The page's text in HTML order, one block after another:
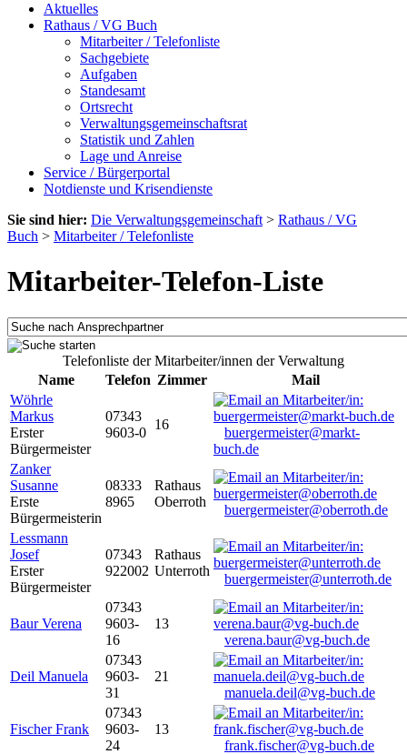
Aktuelles
Rathaus / VG Buch
Mitarbeiter / Telefonliste
Sachgebiete
Aufgaben
Standesamt
Ortsrecht
Verwaltungsgemeinschaftsrat
Statistik und Zahlen
Lage und Anreise
Service / Bürgerportal
Notdienste und Krisendienste
Sie sind hier: Die Verwaltungsgemeinschaft > Rathaus / VG
Buch > Mitarbeiter / Telefonliste
Mitarbeiter-Telefon-Liste
Telefonliste der Mitarbeiter/innen der Verwaltung
Name
Telefon Zimmer
Mail
Wöhrle
Markus
Erster
Bürgermeister
07343
9603-0
16
buergermeister@markt-
buch.de
Zanker
Susanne
Erste
Bürgermeisterin
08333
8965
Rathaus
Oberroth
buergermeister@oberroth.de
Lessmann
Josef
Erster
Bürgermeister
07343
922002
Rathaus
Unterroth
buergermeister@unterroth.de
Baur Verena
07343
9603-
16
13
verena.baur@vg-buch.de
Deil Manuela
07343
9603-
31
21
manuela.deil@vg-buch.de
Fischer Frank
07343
9603-
24
13
frank.fischer@vg-buch.de